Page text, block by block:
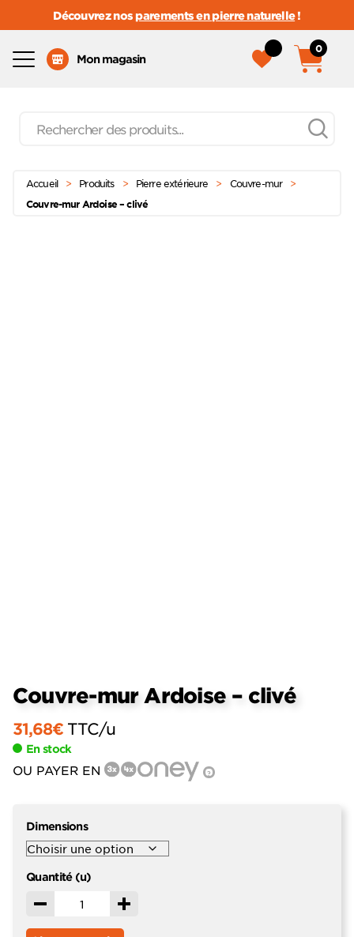
Découvrez nosparements en pierre naturelle!
Mon magasin
0
contenu
Menu
Accueil > Produits > Pierre extérieure > Couvre-mur
>
Couvre-mur Ardoise – clivé
Couvre-mur Ardoise – clivé
31,68€ TTC/u
En stock
OU PAYER EN ?
Dimensions
Quantité (u)
Décrémenter Incrémenter